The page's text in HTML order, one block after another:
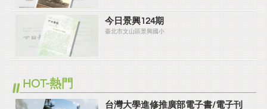
今日景興124期
臺北市文山區景興國小
HOT-熱門
台灣大學進修推廣部電子書/電子刊